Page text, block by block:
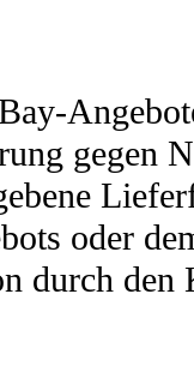
gegen
oder
durch den